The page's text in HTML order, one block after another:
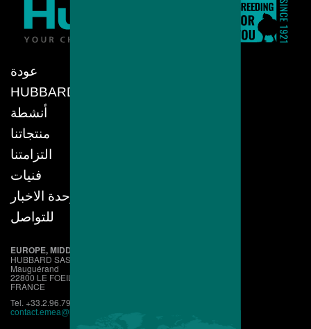
عودة
HUBBARD
أنشطة
منتجاتنا
التزامتنا
فنيات
وحدة الاخبار
للتواصل
EUROPE, MIDDLE EAST, AFRICA
HUBBARD SAS
Mauguérand
22800 LE FOEIL - QUINTIN
FRANCE
Tel. +33.2.96.79.63.70
contact.emea@hubbardbreeders.com